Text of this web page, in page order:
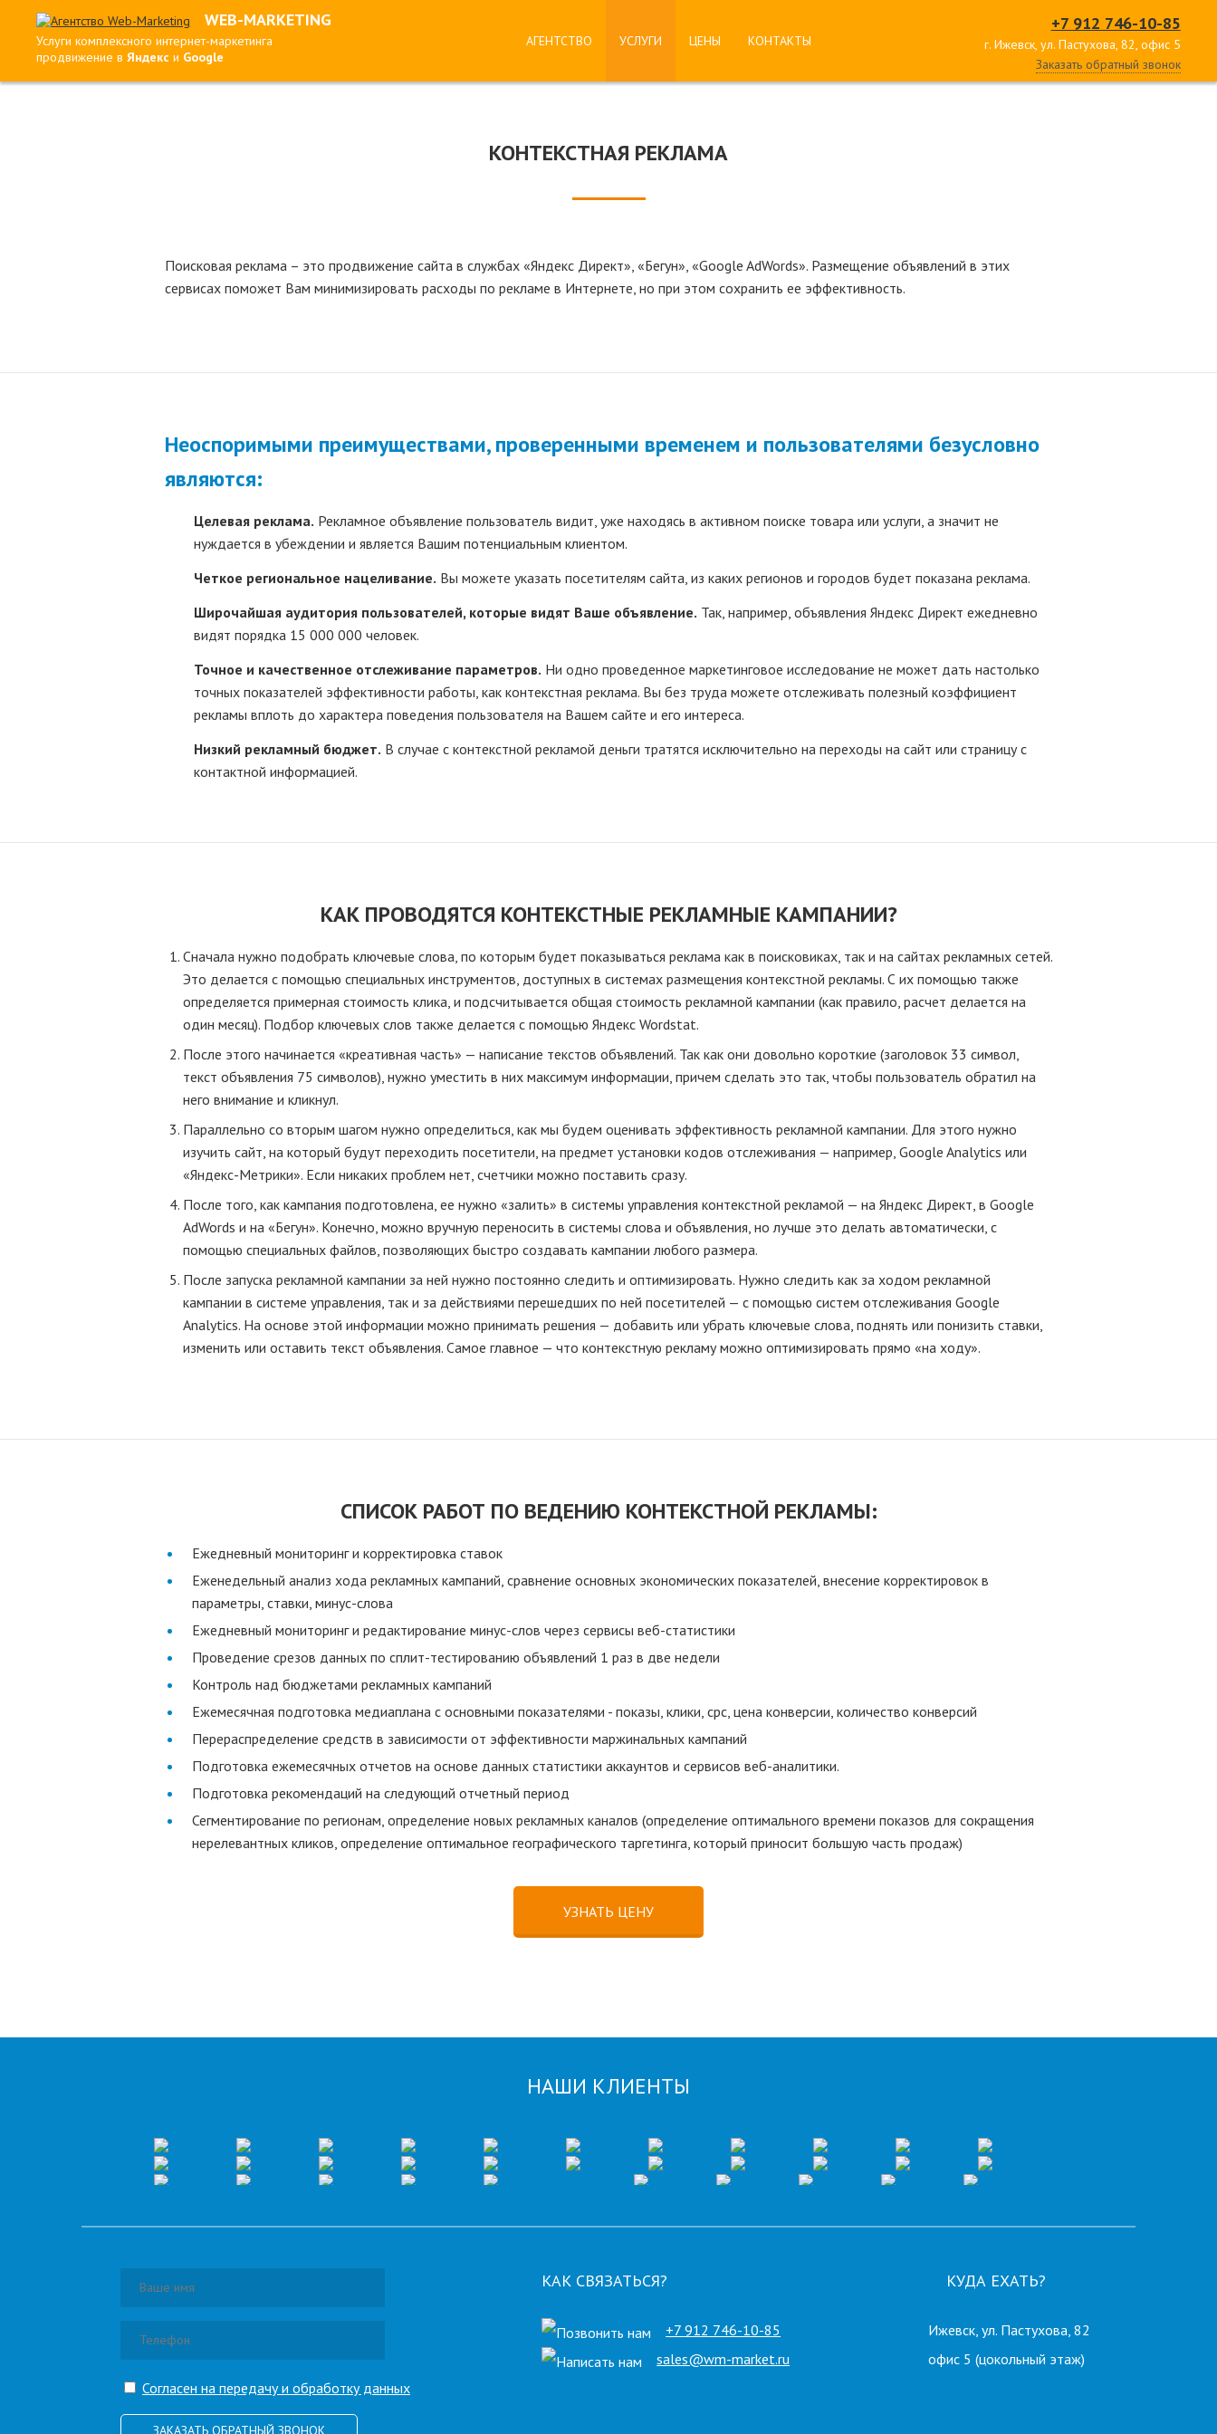
WEB-MARKETING
Услуги комплексного интернет-маркетинга
продвижение вЯндекс и Google
+7 912 746-10-85
г. Ижевск, ул. Пастухова, 82, офис 5
Заказать обратный звонок
АГЕНТСТВО УСЛУГИ ЦЕНЫ КОНТАКТЫ
КОНТЕКСТНАЯ РЕКЛАМА
Поисковая реклама – это продвижение сайта в службах «Яндекс Директ», «Бегун», «Google AdWords». Размещение объявлений в этих
сервисах поможет Вам минимизировать расходы по рекламе в Интернете, но при этом сохранить ее эффективность.
Неоспоримыми преимуществами, проверенными временем и пользователями безусловно
являются:
Целевая реклама. Рекламное объявление пользователь видит, уже находясь в активном поиске товара или услуги, а значит не
нуждается в убеждении и является Вашим потенциальным клиентом.
Четкое региональное нацеливание. Вы можете указать посетителям сайта, из каких регионов и городов будет показана реклама.
Широчайшая аудитория пользователей, которые видят Ваше объявление. Так, например, объявления Яндекс Директ ежедневно
видят порядка 15 000 000 человек.
Точное и качественное отслеживание параметров. Ни одно проведенное маркетинговое исследование не может дать настолько
точных показателей эффективности работы, как контекстная реклама. Вы без труда можете отслеживать полезный коэффициент
рекламы вплоть до характера поведения пользователя на Вашем сайте и его интереса.
Низкий рекламный бюджет. В случае с контекстной рекламой деньги тратятся исключительно на переходы на сайт или страницу с
контактной информацией.
КАК ПРОВОДЯТСЯ КОНТЕКСТНЫЕ РЕКЛАМНЫЕ КАМПАНИИ?
Сначала нужно подобрать ключевые слова, по которым будет показываться реклама как в поисковиках, так и на сайтах рекламных сетей.
Это делается с помощью специальных инструментов, доступных в системах размещения контекстной рекламы. С их помощью также
определяется примерная стоимость клика, и подсчитывается общая стоимость рекламной кампании (как правило, расчет делается на
один месяц). Подбор ключевых слов также делается с помощью Яндекс Wordstat.
После этого начинается «креативная часть» — написание текстов объявлений. Так как они довольно короткие (заголовок 33 символ,
текст объявления 75 символов), нужно уместить в них максимум информации, причем сделать это так, чтобы пользователь обратил на
него внимание и кликнул.
Параллельно со вторым шагом нужно определиться, как мы будем оценивать эффективность рекламной кампании. Для этого нужно
изучить сайт, на который будут переходить посетители, на предмет установки кодов отслеживания — например, Google Analytics или
«Яндекс-Метрики». Если никаких проблем нет, счетчики можно поставить сразу.
После того, как кампания подготовлена, ее нужно «залить» в системы управления контекстной рекламой — на Яндекс Директ, в Google
AdWords и на «Бегун». Конечно, можно вручную переносить в системы слова и объявления, но лучше это делать автоматически, с
помощью специальных файлов, позволяющих быстро создавать кампании любого размера.
После запуска рекламной кампании за ней нужно постоянно следить и оптимизировать. Нужно следить как за ходом рекламной
кампании в системе управления, так и за действиями перешедших по ней посетителей — с помощью систем отслеживания Google
Analytics. На основе этой информации можно принимать решения — добавить или убрать ключевые слова, поднять или понизить ставки,
изменить или оставить текст объявления. Самое главное — что контекстную рекламу можно оптимизировать прямо «на ходу».
СПИСОК РАБОТ ПО ВЕДЕНИЮ КОНТЕКСТНОЙ РЕКЛАМЫ:
Ежедневный мониторинг и корректировка ставок
Еженедельный анализ хода рекламных кампаний, сравнение основных экономических показателей, внесение корректировок в
параметры, ставки, минус-слова
Ежедневный мониторинг и редактирование минус-слов через сервисы веб-статистики
Проведение срезов данных по сплит-тестированию объявлений 1 раз в две недели
Контроль над бюджетами рекламных кампаний
Ежемесячная подготовка медиаплана с основными показателями - показы, клики, cpc, цена конверсии, количество конверсий
Перераспределение средств в зависимости от эффективности маржинальных кампаний
Подготовка ежемесячных отчетов на основе данных статистики аккаунтов и сервисов веб-аналитики.
Подготовка рекомендаций на следующий отчетный период
Сегментирование по регионам, определение новых рекламных каналов (определение оптимального времени показов для сокращения
нерелевантных кликов, определение оптимальное географического таргетинга, который приносит большую часть продаж)
УЗНАТЬ ЦЕНУ
НАШИ КЛИЕНТЫ
Согласен на передачу и обработку данных
КАК СВЯЗАТЬСЯ?
+7 912 746-10-85
sales@wm-market.ru
КУДА ЕХАТЬ?
Ижевск, ул. Пастухова, 82
офис 5 (цокольный этаж)